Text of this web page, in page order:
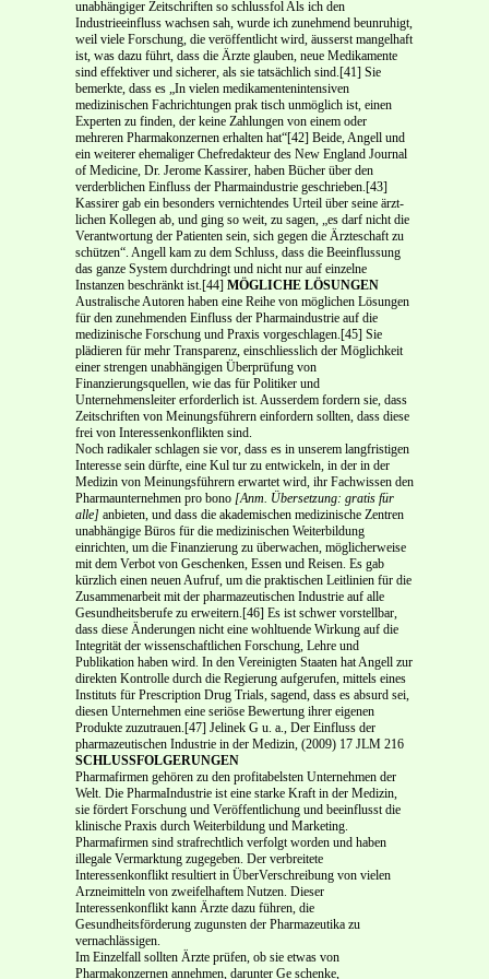
unabhängiger Zeitschriften so schlussfol­ Als ich den
Industrieeinfluss wachsen sah, wurde ich zunehmend beunruhigt,
weil viele Forschung, die veröffentlicht wird, äusserst mangelhaft
ist, was dazu führt, dass die Ärzte glauben, neue Medikamente
sind effektiver und sicherer, als sie tatsächlich sind.[41] Sie
bemerkte, dass es „In vielen medikamenten­intensiven
medizinischen Fachrichtungen prak­ tisch unmöglich ist, einen
Experten zu finden, der keine Zahlungen von einem oder
mehreren Phar­makonzernen erhalten hat“[42] Beide, Angell und
ein weiterer ehemaliger Chefredakteur des New England Journal
of Medicine, Dr. Jerome Kassirer, haben Bücher über den
verderblichen Einfluss der Pharmaindustrie geschrieben.[43]
Kassirer gab ein besonders vernichtendes Urteil über seine ärzt­
lichen Kollegen ab, und ging so weit, zu sagen, „es darf nicht die
Verantwortung der Patienten sein, sich gegen die Ärzteschaft zu
schützen“. Angell kam zu dem Schluss, dass die Beeinflussung
das ganze System durchdringt und nicht nur auf einzelne
Instanzen beschränkt ist.[44] MÖGLICHE LÖSUNGEN
Australische Autoren haben eine Reihe von möglichen Lösungen
für den zunehmenden Einfluss der Pharmaindustrie auf die
medizinische Forschung und Praxis vorgeschlagen.[45] Sie
plädieren für mehr Transparenz, einschliesslich der Möglichkeit
einer strengen unabhängigen Überprüfung von
Finanzierungsquellen, wie das für Politiker und
Unternehmensleiter erforderlich ist. Ausserdem for­dern sie, dass
Zeitschriften von Meinungsführern einfordern sollten, dass diese
frei von Interessen­konflikten sind.
Noch radikaler schlagen sie vor, dass es in unserem langfristigen
Interesse sein dürfte, eine Kul­ tur zu entwickeln, in der in der
Medizin von Meinungsführern erwartet wird, ihr Fachwissen den
Pharmaunternehmen pro bono [Anm. Übersetzung: gratis für
alle] anbieten, und dass die akademi­schen medizinische Zentren
unabhängige Büros für die medizinischen Weiterbildung
einrichten, um die Finanzierung zu überwachen, möglicherweise
mit dem Verbot von Geschenken, Essen und Rei­sen. Es gab
kürzlich einen neuen Aufruf, um die praktischen Leitlinien für die
Zusammenarbeit mit der pharmazeutischen Industrie auf alle
Gesundheitsberufe zu erweitern.[46] Es ist schwer vorstell­bar,
dass diese Änderungen nicht eine wohltuende Wirkung auf die
Integrität der wissenschaftlichen Forschung, Lehre und
Publikation haben wird. In den Vereinigten Staaten hat Angell zur
direkten Kontrolle durch die Regierung aufgerufen, mittels eines
Instituts für Prescription Drug Trials, sa­gend, dass es absurd sei,
diesen Unternehmen eine seriöse Bewertung ihrer eigenen
Produkte zuzu­trauen.[47] Jelinek G u. a., Der Einfluss der
pharmazeutischen Industrie in der Medizin, (2009) 17 JLM 216
SCHLUSSFOLGERUNGEN
Pharmafirmen gehören zu den profitabelsten Unternehmen der
Welt. Die Pharma­Industrie ist eine starke Kraft in der Medizin,
sie fördert Forschung und Veröffentlichung und beeinflusst die
kli­nische Praxis durch Weiterbildung und Marketing.
Pharmafirmen sind strafrechtlich verfolgt wor­den und haben
illegale Vermarktung zugegeben. Der verbreitete
Interessenkonflikt resultiert in Über­Verschreibung von vielen
Arzneimitteln von zweifelhaftem Nutzen. Dieser
Interessenkonflikt kann Ärzte dazu führen, die
Gesundheitsförderung zugunsten der Pharmazeutika zu
vernachlässi­gen.
Im Einzelfall sollten Ärzte prüfen, ob sie etwas von
Pharmakonzernen annehmen, darunter Ge­ schenke,